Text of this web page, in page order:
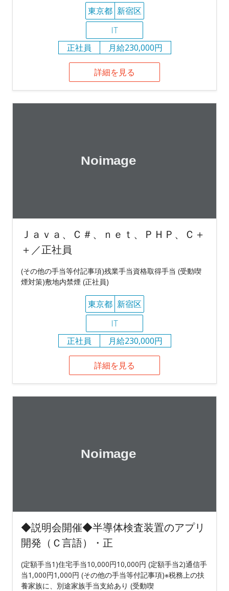
東京都 新宿区
IT
正社員
月給230,000円
詳細を見る
Ｊａｖａ、Ｃ＃、ｎｅｔ、ＰＨＰ、Ｃ＋
＋／正社員
(その他の手当等付記事項)残業手当資格取得手当 (受動喫
煙対策)敷地内禁煙 (正社員)
東京都 新宿区
IT
正社員
月給230,000円
詳細を見る
◆説明会開催◆半導体検査装置のアプリ
開発（Ｃ言語）・正
(定額手当1)住宅手当10,000円10,000円 (定額手当2)通信手
当1,000円1,000円 (その他の手当等付記事項)※税務上の扶
養家族に、別途家族手当支給あり (受動喫